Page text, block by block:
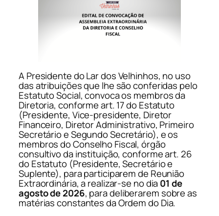
A Presidente do Lar dos Velhinhos, no uso
das atribuições que lhe são conferidas pelo
Estatuto Social, convoca os membros da
Diretoria, conforme art. 17 do Estatuto
(Presidente, Vice-presidente, Diretor
Financeiro, Diretor Administrativo, Primeiro
Secretário e Segundo Secretário), e os
membros do Conselho Fiscal, órgão
consultivo da instituição, conforme art. 26
do Estatuto (Presidente, Secretário e
Suplente), para participarem de Reunião
Extraordinária, a realizar-se no dia01 de
agosto de 2026, para deliberarem sobre as
matérias constantes da Ordem do Dia.